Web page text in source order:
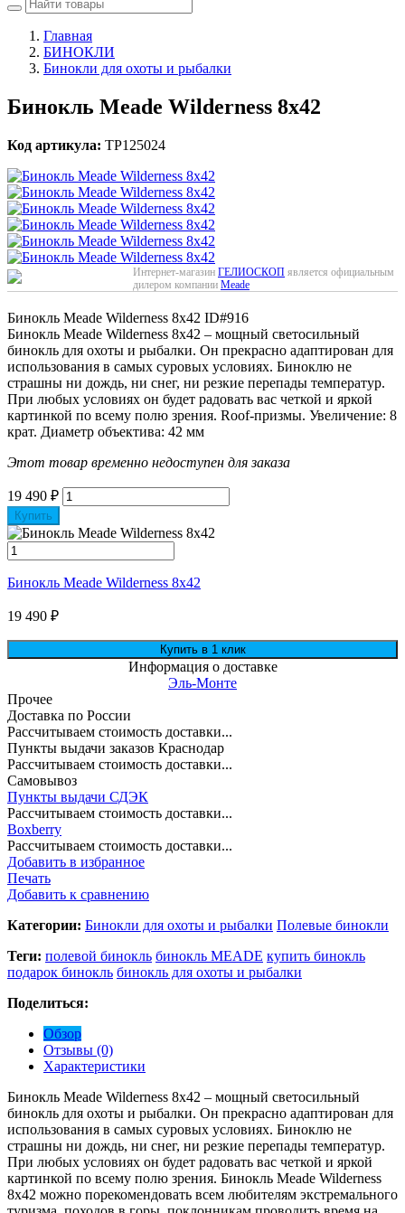
Главная
БИНОКЛИ
Бинокли для охоты и рыбалки
Бинокль Meade Wilderness 8x42
Код артикула: TP125024
Интернет-магазин ГЕЛИОСКОП является официальным
дилером компании Meade
Бинокль Meade Wilderness 8x42 ID#916
Бинокль Meade Wilderness 8x42 – мощный светосильный
бинокль для охоты и рыбалки. Он прекрасно адаптирован для
использования в самых суровых условиях. Биноклю не
страшны ни дождь, ни снег, ни резкие перепады температур.
При любых условиях он будет радовать вас четкой и яркой
картинкой по всему полю зрения. Roof-призмы. Увеличение: 8
крат. Диаметр объектива: 42 мм
Этот товар временно недоступен для заказа
19 490 ₽
Купить
Бинокль Meade Wilderness 8x42
19 490 ₽
Информация о доставке
Эль-Монте
Прочее
Доставка по России
Рассчитываем стоимость доставки...
Пункты выдачи заказов Краснодар
Рассчитываем стоимость доставки...
Самовывоз
Пункты выдачи СДЭК
Рассчитываем стоимость доставки...
Boxberry
Рассчитываем стоимость доставки...
Добавить в избранное
Печать
Добавить к сравнению
Категории: Бинокли для охоты и рыбалки Полевые бинокли
Теги: полевой бинокль бинокль MEADE купить бинокль
подарок бинокль бинокль для охоты и рыбалки
Поделиться:
Обзор
Отзывы (0)
Характеристики
Бинокль Meade Wilderness 8x42 – мощный светосильный
бинокль для охоты и рыбалки. Он прекрасно адаптирован для
использования в самых суровых условиях. Биноклю не
страшны ни дождь, ни снег, ни резкие перепады температур.
При любых условиях он будет радовать вас четкой и яркой
картинкой по всему полю зрения. Бинокль Meade Wilderness
8x42 можно порекомендовать всем любителям экстремального